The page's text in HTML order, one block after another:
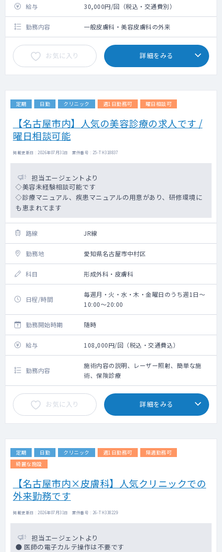
給与 30,000円/回（税込・交通費別）
勤務内容 一般皮膚科・美容皮膚科の外来
お気に入り 詳細をみる
定期 日勤 クリニック 週1日勤務可 曜日相談可
【名古屋市内】人気の美容診療の求人です /
曜日相談可能
掲載更新日 : 2026年07月31日 案件番号 : 25-TH318837
担当エージェントより
◇美容未経験相談可能です
◇診療マニュアル、疾患マニュアルの用意があり、研修環境に
も恵まれてます
路線 JR線
勤務地 愛知県名古屋市中村区
科目 形成外科・皮膚科
日程/時間
毎週月・火・水・木・金曜日のうち週1日～
10:00～20:00
勤務開始時期 随時
給与 108,000円/回（税込・交通費込）
勤務内容
施術内容の説明、レーザー照射、簡単な施
術、保険診療
お気に入り 詳細をみる
定期 日勤 クリニック 週1日勤務可
隔週勤務可
綺麗な施設
【名古屋市内×皮膚科】人気クリニックでの
外来勤務です
掲載更新日 : 2026年07月31日 案件番号 : 26-TH338229
担当エージェントより
● 医師の電子カルテ操作は不要です